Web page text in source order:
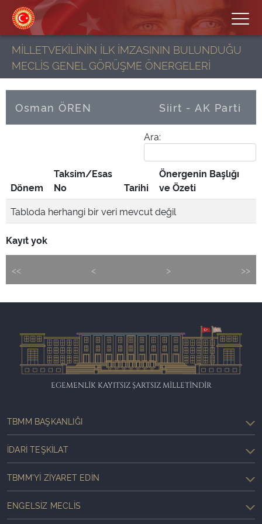
MİLLETVEKİLİNİN İLK İMZASININ BULUNDUĞU
MECLİS GENEL GÖRÜŞME ÖNERGELERİ
Osman ÖREN Siirt - AK Parti
Ara:
Dönem
Taksim/Esas
No
Tarihi
Önergenin Başlığı
ve Özeti
Tabloda herhangi bir veri mevcut değil
Kayıt yok
<< < > >>
EGEMENLİK KAYITSIZ ŞARTSIZ MİLLETİNDİR
TBMM BAŞKANLIĞI
İDARI TEŞKILAT
TBMM'YI ZIYARET EDIN
ENGELSIZ MECLIS